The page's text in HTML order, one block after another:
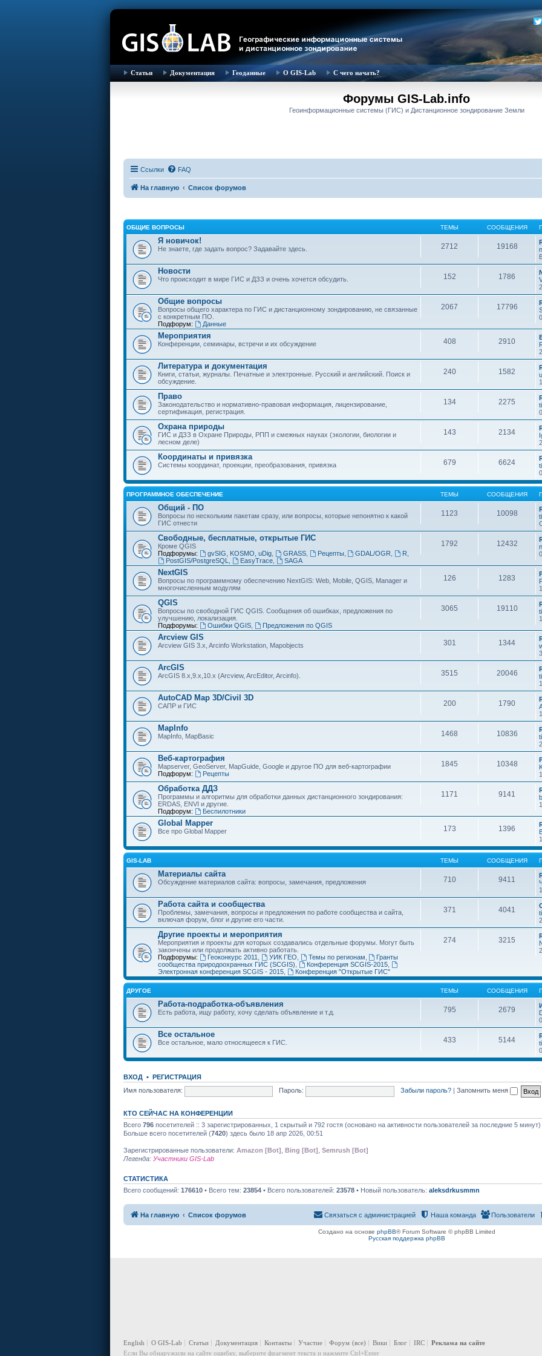
Статьи Документация Геоданные О GIS-Lab С чего начать?
Форумы GIS-Lab.info
Геоинформационные системы (ГИС) и Дистанционное зондирование Земли
Ссылки FAQ
На главную Список форумов
ОБЩИЕ ВОПРОСЫ ТЕМЫ СООБЩЕНИЯ
Я новичок!
Не знаете, где задать вопрос? Задавайте здесь. 2712 19168
Новости
Что происходит в мире ГИС и ДЗЗ и очень хочется обсудить. 152 1786
Общие вопросы
Вопросы общего характера по ГИС и дистанционному зондированию, не связанные
с конкретным ПО.
Подфорум:
Данные
2067 17796
Мероприятия
Конференции, семинары, встречи и их обсуждение 408 2910
Литература и документация
Книги, статьи, журналы. Печатные и электронные. Русский и английский. Поиск и
обсуждение.
240 1582
Право
Законодательство и нормативно-правовая информация, лицензирование,
сертификация, регистрация.
134 2275
Охрана природы
ГИС и ДЗЗ в Охране Природы, РПП и смежных науках (экологии, биологии и
лесном деле)
143 2134
Координаты и привязка
Системы координат, проекции, преобразования, привязка 679 6624
ПРОГРАММНОЕ ОБЕСПЕЧЕНИЕ ТЕМЫ СООБЩЕНИЯ
Общий - ПО
Вопросы по нескольким пакетам сразу, или вопросы, которые непонятно к какой
ГИС отнести
1123 10098
Свободные, бесплатные, открытые ГИС
Кроме QGIS
Подфорумы:
gvSIG, KOSMO, uDig, GRASS, Рецепты, GDAL/OGR R
PostGIS/PostgreSQL
EasyTrace, SAGA
1792 12432
NextGIS
Вопросы по программному обеспечению NextGIS: Web, Mobile, QGIS, Manager и
многочисленным модулям
126 1283
QGIS
Вопросы по свободной ГИС QGIS. Сообщения об ошибках, предложения по
улучшению, локализация.
Подфорумы:
Ошибки QGIS, Предложения по QGIS
3065 19110
Arcview GIS
Arcview GIS 3.x, Arcinfo Workstation, Mapobjects 301 1344
ArcGIS
ArcGIS 8.x,9.x,10.x (Arcview, ArcEditor, Arcinfo). 3515 20046
AutoCAD Map 3D/Civil 3D
САПР и ГИС 200 1790
MapInfo
MapInfo, MapBasic 1468 10836
Веб-картография
Mapserver, GeoServer, MapGuide, Google и другое ПО для веб-картографии
Подфорум:
Рецепты
1845 10348
Обработка ДДЗ
Программы и алгоритмы для обработки данных дистанционного зондирования:
ERDAS, ENVI и другие.
Подфорум:
Беспилотники
1171 9141
Global Mapper
Все про Global Mapper 173 1396
GIS-LAB ТЕМЫ СООБЩЕНИЯ
Материалы сайта
Обсуждение материалов сайта: вопросы, замечания, предложения 710 9411
Работа сайта и сообщества
Проблемы, замечания, вопросы и предложения по работе сообщества и сайта,
включая форум, блог и другие его части.
371 4041
Другие проекты и мероприятия
Мероприятия и проекты для которых создавались отдельные форумы. Могут быть
закончены или продолжать активно работать.
Подфорумы:
Геоконкурс 2011 УИК ГЕО Темы по регионам
Гранты
сообщества природоохранных ГИС (SCGIS)
Конференция SCGIS-2015,
Электронная конференция SCGIS - 2015
Конференция "Открытые ГИС"
274 3215
ДРУГОЕ ТЕМЫ СООБЩЕНИЯ
Работа-подработка-объявления
Есть работа, ищу работу, хочу сделать объявление и т.д. 795 2679
Все остальное
Все остальное, мало относящееся к ГИС. 433 5144
ВХОД • РЕГИСТРАЦИЯ
Имя пользователя:
Пароль: Забыли пароль? Запомнить меня
КТО СЕЙЧАС НА КОНФЕРЕНЦИИ
Всего 796 посетителей :: 3 зарегистрированных, 1 скрытый и 792 гостя (основано на активности пользователей за последние 5 минут)
Больше всего посетителей (7420) здесь было 18 апр 2026, 00:51
Зарегистрированные пользователи: Amazon [Bot] Bing [Bot] Semrush [Bot]
Легенда: Участники GIS-Lab
СТАТИСТИКА
Всего сообщений: 176610 • Всего тем: 23854 • Всего пользователей: 23578 • Новый пользователь: aleksdrkusmmn
На главную Список форумов Пользователи
Наша команда
Связаться с администрацией
Создано на основе phpBB® Forum Software © phpBB Limited
Русская поддержка phpBB
English О GIS-Lab Статьи Документация Контакты Участие Форум (все) Вики Блог IRC
Реклама на сайте
Если Вы обнаружили на сайте ошибку, выберите фрагмент текста и нажмите Ctrl+Enter